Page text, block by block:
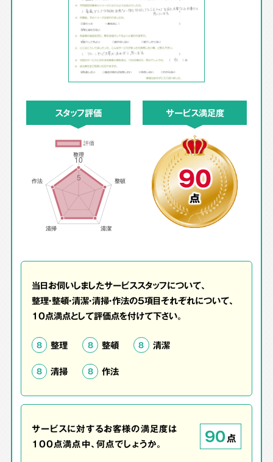
スタッフ評価 サービス満足度
90
点
当日お伺いしましたサービススタッフについて、
整理・整頓・清潔・清掃・作法の5項目それぞれについて、
10点満点として評価点を付けて下さい。
8 整理 8 整頓 8 清潔
8 清掃 8 作法
サービスに対するお客様の満足度は
100点満点中、何点でしょうか。
90点